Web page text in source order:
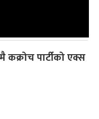
पार्टीको एक्स